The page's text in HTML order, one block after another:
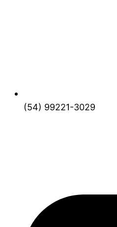
(54) 99221-3029